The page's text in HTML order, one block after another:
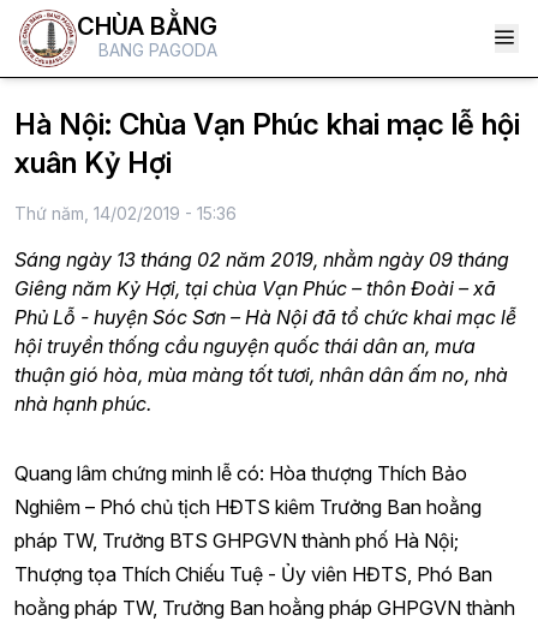
CHÙA BẰNG
BANG PAGODA
Hà Nội: Chùa Vạn Phúc khai mạc lễ hội
xuân Kỷ Hợi
Thứ năm, 14/02/2019 - 15:36
Sáng ngày 13 tháng 02 năm 2019, nhằm ngày 09 tháng
Giêng năm Kỷ Hợi, tại chùa Vạn Phúc – thôn Đoài – xã
Phủ Lỗ - huyện Sóc Sơn – Hà Nội đã tổ chức khai mạc lễ
hội truyền thống cầu nguyện quốc thái dân an, mưa
thuận gió hòa, mùa màng tốt tươi, nhân dân ấm no, nhà
nhà hạnh phúc.
Quang lâm chứng minh lễ có: Hòa thượng Thích Bảo
Nghiêm – Phó chủ tịch HĐTS kiêm Trưởng Ban hoằng
pháp TW, Trưởng BTS GHPGVN thành phố Hà Nội;
Thượng tọa Thích Chiếu Tuệ - Ủy viên HĐTS, Phó Ban
hoằng pháp TW, Trưởng Ban hoằng pháp GHPGVN thành